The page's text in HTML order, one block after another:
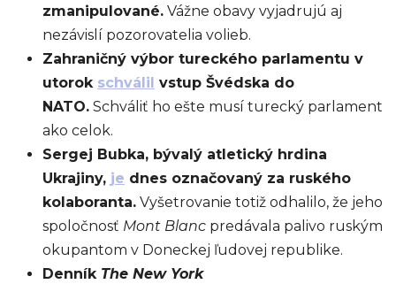
zmanipulované. Vážne obavy vyjadrujú aj
nezávislí pozorovatelia volieb.
Zahraničný výbor tureckého parlamentu v
utorok schválil vstup Švédska do
NATO. Schváliť ho ešte musí turecký parlament
ako celok.
Sergej Bubka, bývalý atletický hrdina
Ukrajiny, je dnes označovaný za ruského
kolaboranta. Vyšetrovanie totiž odhalilo, že jeho
spoločnosť Mont Blanc predávala palivo ruským
okupantom v Doneckej ľudovej republike.
Denník The New York